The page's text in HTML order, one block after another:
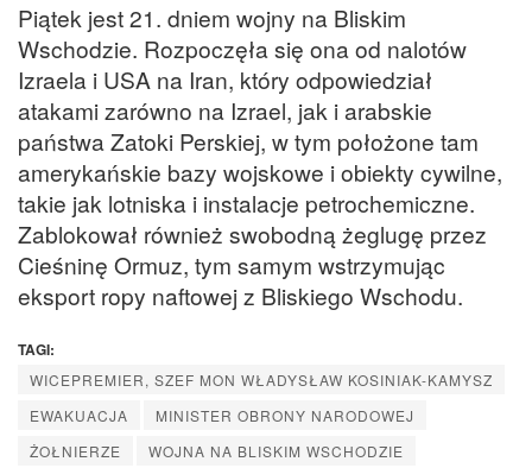
Piątek jest 21. dniem wojny na Bliskim
Wschodzie. Rozpoczęła się ona od nalotów
Izraela i USA na Iran, który odpowiedział
atakami zarówno na Izrael, jak i arabskie
państwa Zatoki Perskiej, w tym położone tam
amerykańskie bazy wojskowe i obiekty cywilne,
takie jak lotniska i instalacje petrochemiczne.
Zablokował również swobodną żeglugę przez
Cieśninę Ormuz, tym samym wstrzymując
eksport ropy naftowej z Bliskiego Wschodu.
TAGI:
WICEPREMIER, SZEF MON WŁADYSŁAW KOSINIAK-KAMYSZ
EWAKUACJA
MINISTER OBRONY NARODOWEJ
ŻOŁNIERZE
WOJNA NA BLISKIM WSCHODZIE